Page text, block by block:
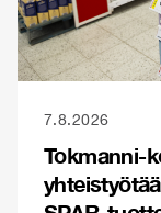
7.8.2026
Tokmanni-